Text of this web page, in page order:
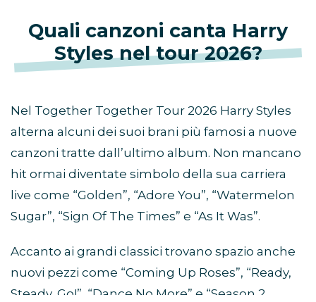
Quali canzoni canta Harry
Styles nel tour 2026?
Nel Together Together Tour 2026 Harry Styles
alterna alcuni dei suoi brani più famosi a nuove
canzoni tratte dall’ultimo album. Non mancano
hit ormai diventate simbolo della sua carriera
live come “Golden”, “Adore You”, “Watermelon
Sugar”, “Sign Of The Times” e “As It Was”.
Accanto ai grandi classici trovano spazio anche
nuovi pezzi come “Coming Up Roses”, “Ready,
Steady, Go!”, “Dance No More” e “Season 2